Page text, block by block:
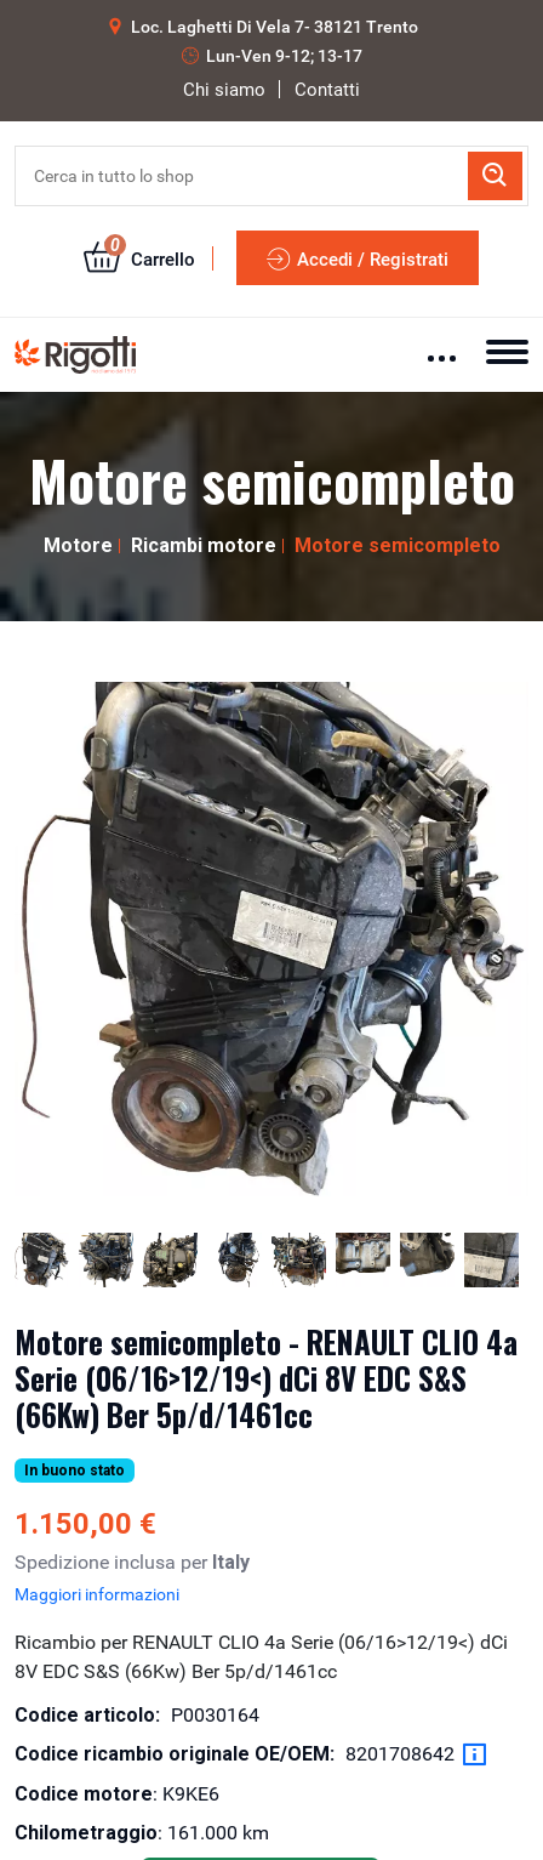
Loc. Laghetti Di Vela 7- 38121 Trento
Lun-Ven 9-12; 13-17
Chi siamo Contatti
0
Carrello Accedi / Registrati
Motore semicompleto
Motore Ricambi motore Motore semicompleto
Motore semicompleto - RENAULT CLIO 4a
Serie (06/16>12/19<) dCi 8V EDC S&S
(66Kw) Ber 5p/d/1461cc
In buono stato
1.150,00 €
Spedizione inclusa per Italy
Maggiori informazioni
Ricambio per RENAULT CLIO 4a Serie (06/16>12/19<) dCi
8V EDC S&S (66Kw) Ber 5p/d/1461cc
Codice articolo: P0030164
Codice ricambio originale OE/OEM: 8201708642
Codice motore: K9KE6
Chilometraggio: 161.000 km